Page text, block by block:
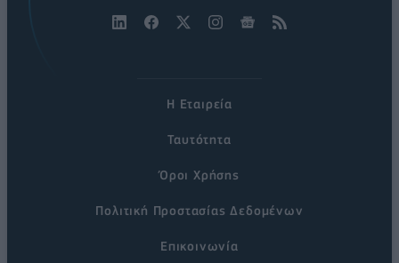
Η Εταιρεία
Ταυτότητα
Όροι Χρήσης
Πολιτική Προστασίας Δεδομένων
Επικοινωνία